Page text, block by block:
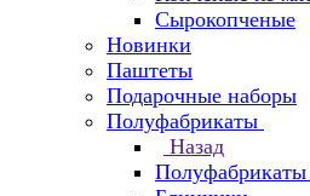
Сырокопченые
Новинки
Паштеты
Подарочные наборы
Полуфабрикаты
Назад
Полуфабрикаты